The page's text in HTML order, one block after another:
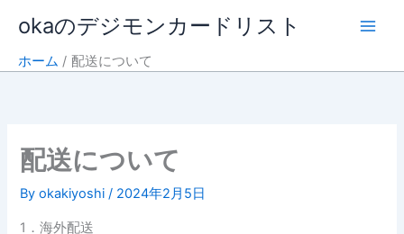
ス
okaのデジモンカードリスト
ホーム 配送について
配送について
Byokakiyoshi/ 2024年2月5日
1．海外配送